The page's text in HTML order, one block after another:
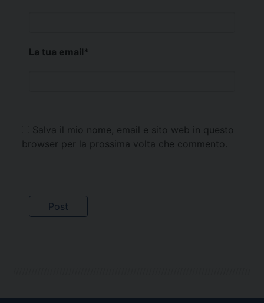
La tua email*
Salva il mio nome, email e sito web in questo
browser per la prossima volta che commento.